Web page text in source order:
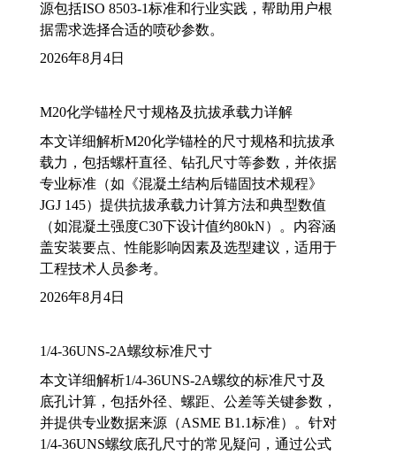
源包括ISO 8503-1标准和行业实践，帮助用户根
据需求选择合适的喷砂参数。
2026年8月4日
M20化学锚栓尺寸规格及抗拔承载力详解
本文详细解析M20化学锚栓的尺寸规格和抗拔承
载力，包括螺杆直径、钻孔尺寸等参数，并依据
专业标准（如《混凝土结构后锚固技术规程》
JGJ 145）提供抗拔承载力计算方法和典型数值
（如混凝土强度C30下设计值约80kN）。内容涵
盖安装要点、性能影响因素及选型建议，适用于
工程技术人员参考。
2026年8月4日
1/4-36UNS-2A螺纹标准尺寸
本文详细解析1/4-36UNS-2A螺纹的标准尺寸及
底孔计算，包括外径、螺距、公差等关键参数，
并提供专业数据来源（ASME B1.1标准）。针对
1/4-36UNS螺纹底孔尺寸的常见疑问，通过公式